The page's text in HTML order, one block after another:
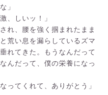
」
、しいッ！」
れ、腰を強く掴まれたまま
荒い息を漏らしているズマ
れてきた。もうなんだって
んだって、僕の栄養になっ
ってくれて、ありがとう」